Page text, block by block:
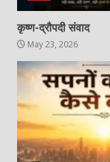
कृष्ण-द्रौपदी संवाद
May 23, 2026